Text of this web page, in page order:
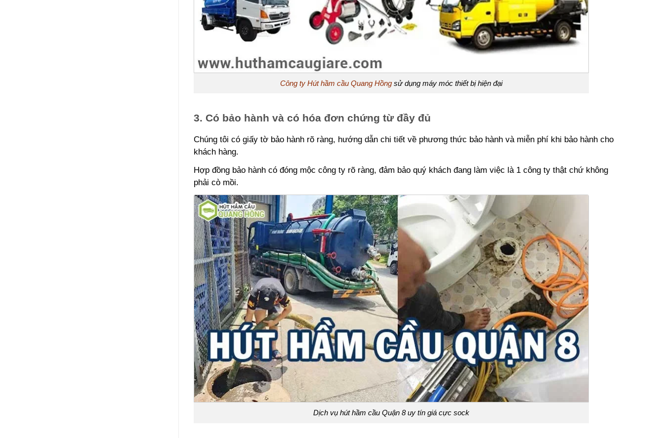
Công ty Hút hầm cầu Quang Hồng sử dụng máy móc thiết bị hiện đại
3. Có bảo hành và có hóa đơn chứng từ đầy đủ
Chúng tôi có giấy tờ bảo hành rõ ràng, hướng dẫn chi tiết về phương thức bảo hành và miễn phí khi bảo hành cho
khách hàng.
Hợp đồng bảo hành có đóng mộc công ty rõ ràng, đảm bảo quý khách đang làm việc là 1 công ty thật chứ không
phải cò mồi.
Dịch vụ hút hầm cầu Quận 8 uy tín giá cực sock